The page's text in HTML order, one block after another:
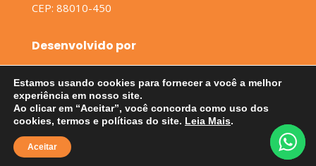
CEP: 88010-450
Desenvolvido por
Work Center – Escritório Inteligente | © 2023, Todos
os direitos reservados.
Estamos usando cookies para fornecer a você a melhor
experiência em nosso site.
Ao clicar em “Aceitar”, você concorda como uso dos
cookies, termos e políticas do site. Leia Mais.
Aceitar